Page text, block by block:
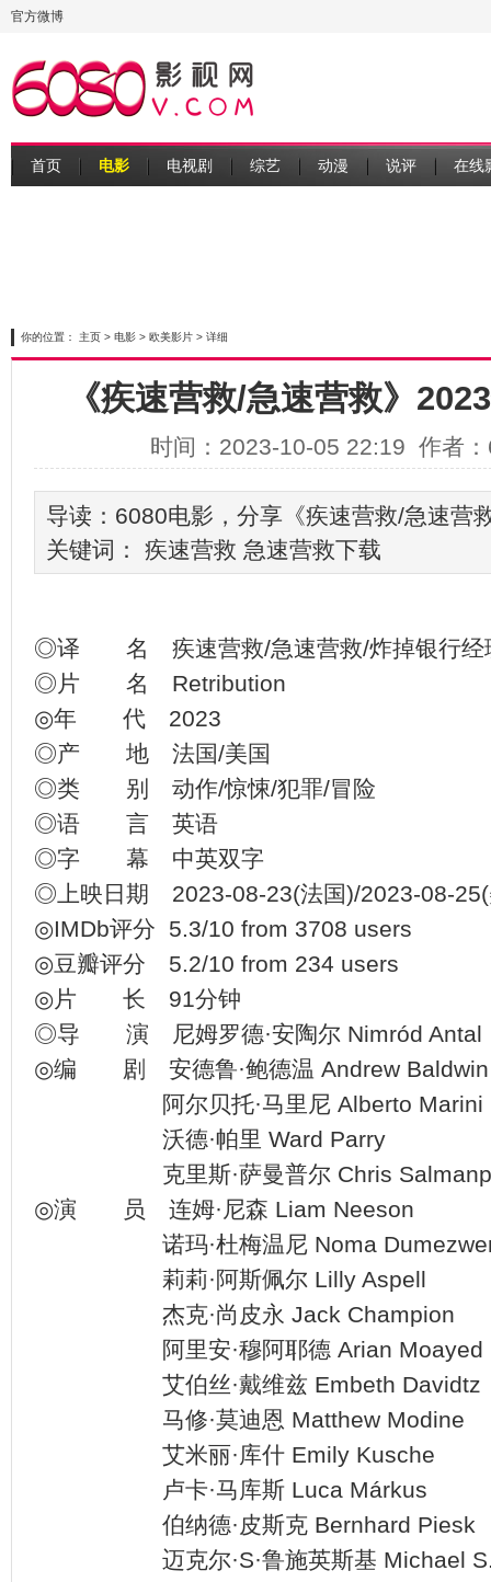
官方微博
首页 电影 电视剧 综艺 动漫 说评 在线
你的位置： 主页 > 电影 > 欧美影片 > 详细
《疾速营救/急速营救》
时间：2023-10-05 22:19 作者
导读：6080电影，分享《疾速营救/急速营
关键词： 疾速营救 急速营救下载
◎译 名 疾速营救/急速营救/炸掉银行经
◎片 名 Retribution
◎年 代 2023
◎产 地 法国/美国
◎类 别 动作/惊悚/犯罪/冒险
◎语 言 英语
◎字 幕 中英双字
◎上映日期 2023-08-23(法国)/2023-08-25(
◎IMDb评分 5.3/10 from 3708 users
◎豆瓣评分 5.2/10 from 234 users
◎片 长 91分钟
◎导 演 尼姆罗德·安陶尔 Nimród Antal
◎编 剧 安德鲁·鲍德温 Andrew Baldwin
阿尔贝托·马里尼 Alberto Marini
沃德·帕里 Ward Parry
克里斯·萨曼普尔 Chris
◎演 员 连姆·尼森 Liam Neeson
诺玛·杜梅温尼 Noma
莉莉·阿斯佩尔 Lilly Aspell
杰克·尚皮永 Jack Champion
阿里安·穆阿耶德 Arian Moayed
艾伯丝·戴维兹 Embeth Davidtz
马修·莫迪恩 Matthew Modine
艾米丽·库什 Emily Kusche
卢卡·马库斯 Luca Márkus
伯纳德·皮斯克 Bernhard Piesk
迈克尔·S·鲁施英斯基 Michael S.